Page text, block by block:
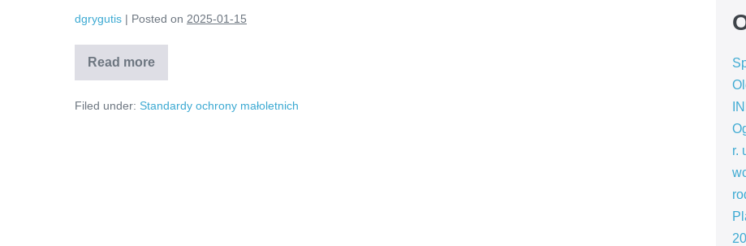
dgrygutis | Posted on 2025-01-15
Read more
Standardy
ochrony
w
Filed under: Standardy ochrony małoletnich
r.